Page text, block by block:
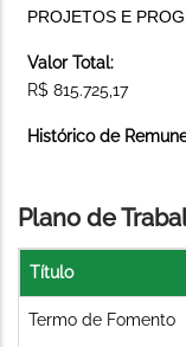
PROJETOS E
Valor Total:
R$ 815.725,17
Histórico de
Plano de
Título
Termo de Fomento